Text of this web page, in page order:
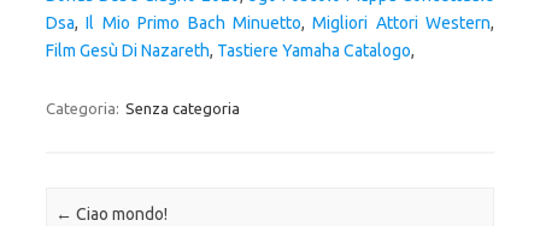
Dsa,Il Mio Primo Bach Minuetto,Migliori Attori Western,
Film Gesù Di Nazareth, Tastiere Yamaha Catalogo,
Categoria: Senza categoria
Navigazione articolo
← Ciao mondo!